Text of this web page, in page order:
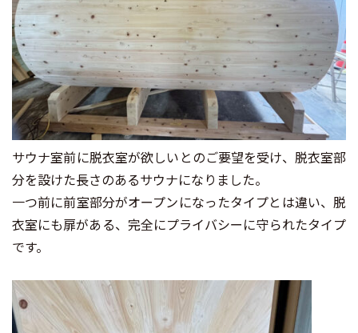
サウナ室前に脱衣室が欲しいとのご要望を受け、脱衣室部
分を設けた長さのあるサウナになりました。
一つ前に前室部分がオープンになったタイプとは違い、脱
衣室にも扉がある、完全にプライバシーに守られたタイプ
です。